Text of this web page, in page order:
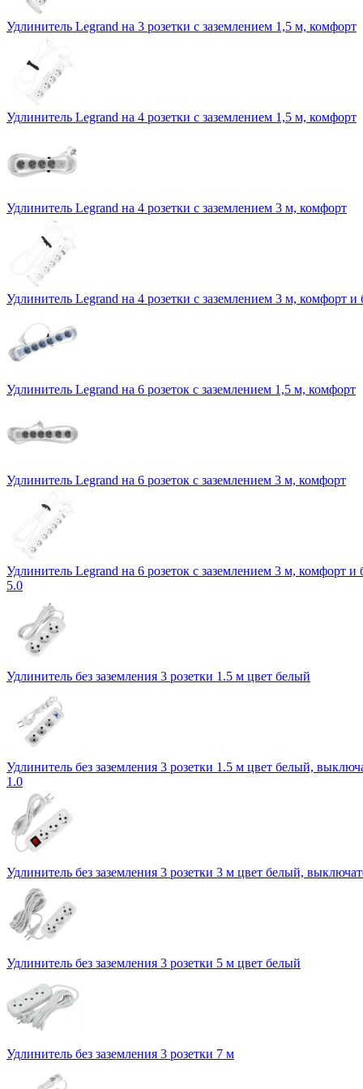
Удлинитель Legrand на 3 розетки с заземлением 1,5 м, комфорт
Удлинитель Legrand на 4 розетки с заземлением 1,5 м, комфорт
Удлинитель Legrand на 4 розетки с заземлением 3 м, комфорт
Удлинитель Legrand на 4 розетки с заземлением 3 м, комфорт и
Удлинитель Legrand на 6 розеток с заземлением 1,5 м, комфорт
Удлинитель Legrand на 6 розеток с заземлением 3 м, комфорт
Удлинитель Legrand на 6 розеток с заземлением 3 м, комфорт и
5.0
Удлинитель без заземления 3 розетки 1.5 м цвет белый
Удлинитель без заземления 3 розетки 1.5 м цвет белый,
1.0
Удлинитель без заземления 3 розетки 3 м цвет белый,
Удлинитель без заземления 3 розетки 5 м цвет белый
Удлинитель без заземления 3 розетки 7 м